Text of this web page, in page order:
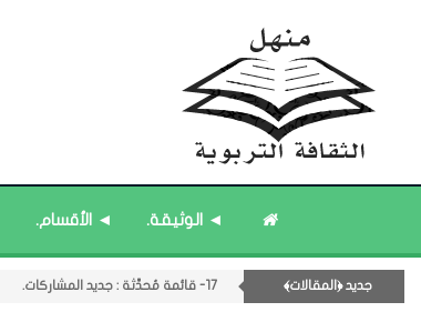
◄ الوثيقة. ◄ الأقسام.
جديد ﴿المقالات﴾ 17- قائمة مُحدَّثة : جديد المشاركات.